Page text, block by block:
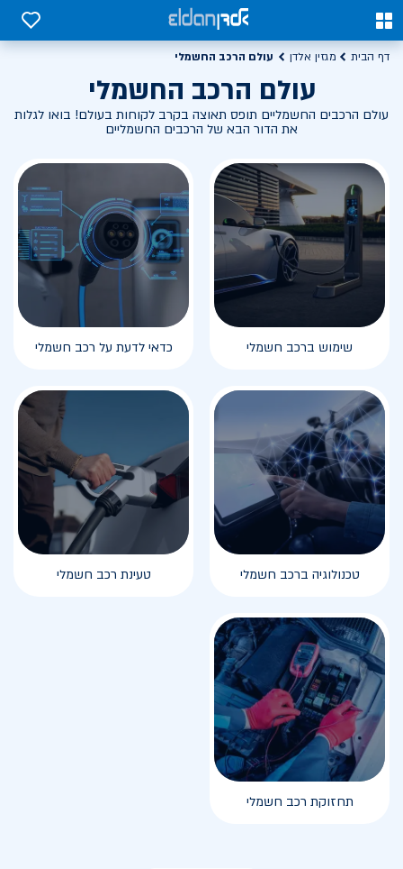
0
0
דף הבית מגזין אלדן עולם הרכב החשמלי
עולם הרכב החשמלי
עולם הרכבים החשמליים תופס תאוצה בקרב לקוחות בעולם! בואו לגלות
את הדור הבא של הרכבים החשמליים
שימוש ברכב חשמלי כדאי לדעת על רכב חשמלי
טכנולוגיה ברכב חשמלי טעינת רכב חשמלי
תחזוקת רכב חשמלי